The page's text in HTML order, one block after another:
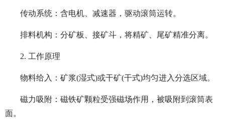
传动系统：含电机、减速器，驱动滚筒运转。
排料机构：分矿板、接矿斗，将精矿、尾矿精准分离。
2. 工作原理
物料给入：矿浆(湿式)或干矿(干式)均匀进入分选区域。
磁力吸附：磁铁矿颗粒受强磁场作用，被吸附到滚筒表
面。